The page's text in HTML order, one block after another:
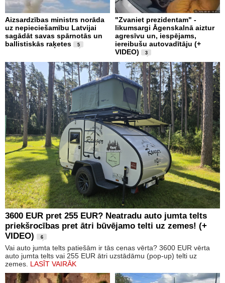
Aizsardzības ministrs norāda
uz nepieciešamību Latvijai
sagādāt savas spārnotās un
ballistiskās raķetes
5
"Zvaniet prezidentam" -
likumsargi Āgenskalnā aiztur
agresīvu un, iespējams,
iereibušu autovadītāju (+
VIDEO)
3
3600 EUR pret 255 EUR? Neatradu auto jumta telts
priekšrocības pret ātri būvējamo telti uz zemes! (+
VIDEO)
6
Vai auto jumta telts patiešām ir tās cenas vērta? 3600 EUR vērta
auto jumta telts vai 255 EUR ātri uzstādāmu (pop-up) telti uz
zemes. LASĪT VAIRĀK